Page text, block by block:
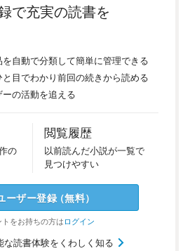
で充実の読書を
を自動で分類して簡単に管理できる
と目でわかり前回の続きから読める
ーの活動を追える
の
閲覧履歴
以前読んだ小説が一覧で
見つけやすい
ーザー登録（無料）
をお持ちの方はログイン
な読書体験をくわしく知る